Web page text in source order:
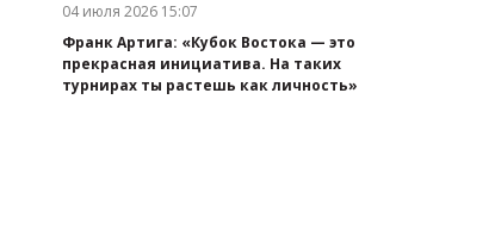
Дата публикации:
04 июля 2026 15:07
Франк Артига: «Кубок Востока — это
прекрасная инициатива. На таких
турнирах ты растешь как личность»